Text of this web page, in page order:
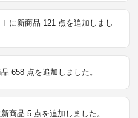
に新商品 121 点を追加しまし
658 点を追加しました。
商品 5 点を追加しました。